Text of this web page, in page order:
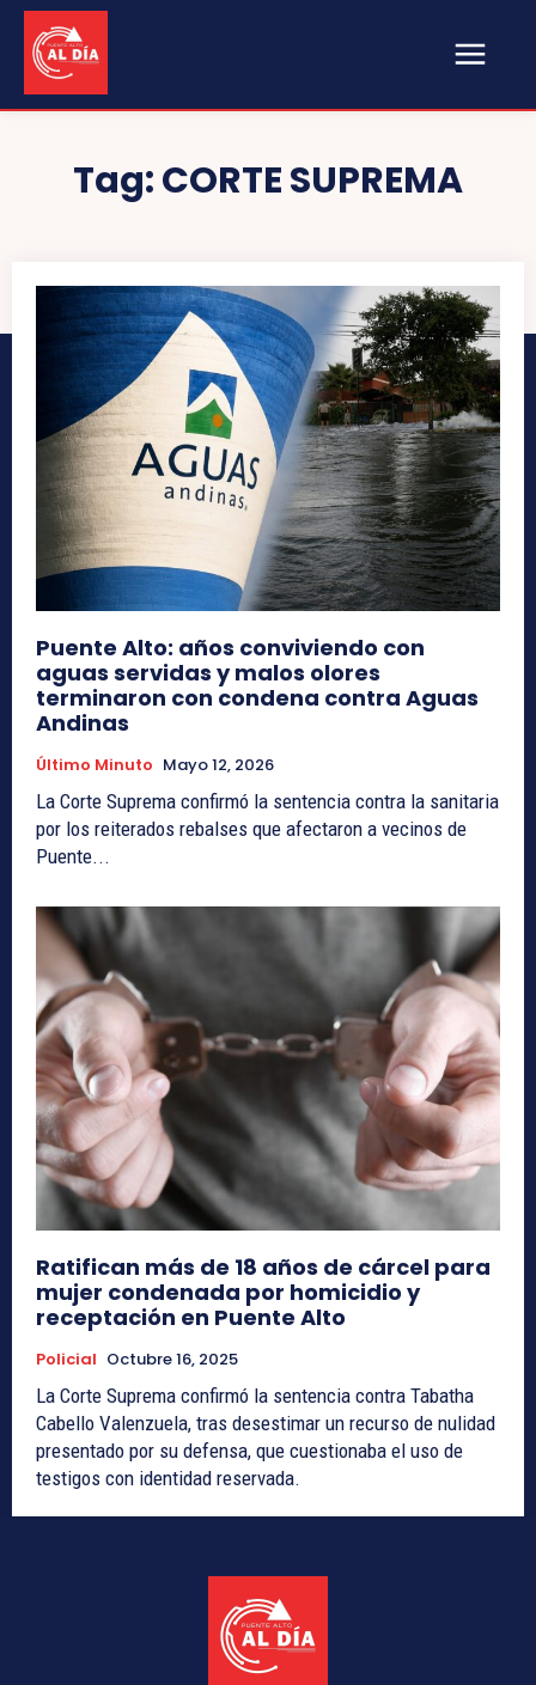
Tag:CORTE SUPREMA
Puente Alto: años conviviendo con
aguas servidas y malos olores
terminaron con condena contra Aguas
Andinas
Último Minuto Mayo 12, 2026
La Corte Suprema confirmó la sentencia contra la sanitaria
por los reiterados rebalses que afectaron a vecinos de
Puente...
Ratifican más de 18 años de cárcel para
mujer condenada por homicidio y
receptación en Puente Alto
Policial Octubre 16, 2025
La Corte Suprema confirmó la sentencia contra Tabatha
Cabello Valenzuela, tras desestimar un recurso de nulidad
presentado por su defensa, que cuestionaba el uso de
testigos con identidad reservada.